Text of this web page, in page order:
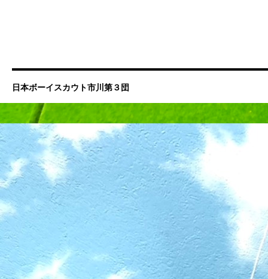
日本ボーイスカウト市川第３団